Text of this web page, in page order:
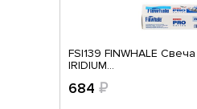
FSI139 FINWHALE
IRIDIUM...
684 ₽